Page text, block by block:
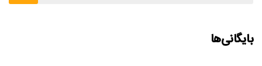
بایگانی‌ها